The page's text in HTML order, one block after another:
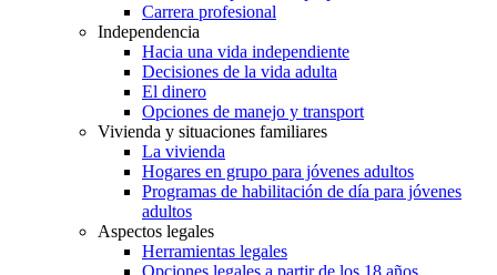
Carrera profesional
Independencia
Hacia una vida independiente
Decisiones de la vida adulta
El dinero
Opciones de manejo y transport
Vivienda y situaciones familiares
La vivienda
Hogares en grupo para jóvenes adultos
Programas de habilitación de día para jóvenes
adultos
Aspectos legales
Herramientas legales
Opciones legales a partir de los 18 años